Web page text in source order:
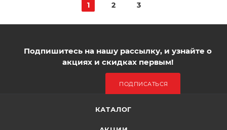
1 2 3
Подпишитесь на нашу рассылку, и узнайте о
акциях и скидках первым!
ПОДПИСАТЬСЯ
КАТАЛОГ